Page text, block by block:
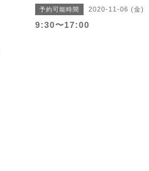
予約可能時間 2020-11-06 (金)
9:30〜17:00